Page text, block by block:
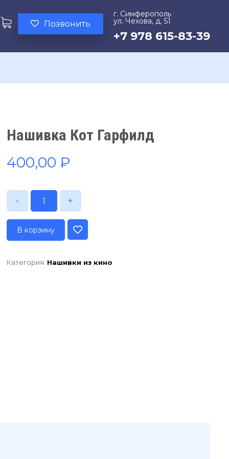
г. Симферополь
ул. Чехова, д. 51
+7 978 615-83-39
Позвонить
Нашивка Кот Гарфилд
400,00 ₽
- +
В корзину
Категория: Нашивки из кино